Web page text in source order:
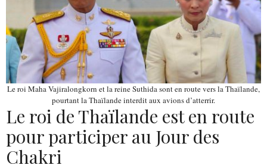
Le roi Maha Vajiralongkorn et la reine Suthida sont en route vers la Thaïlande,
pourtant la Thaïlande interdit aux avions d’atterrir.
Le roi de Thaïlande est en route
pour participer au Jour des
Chakri